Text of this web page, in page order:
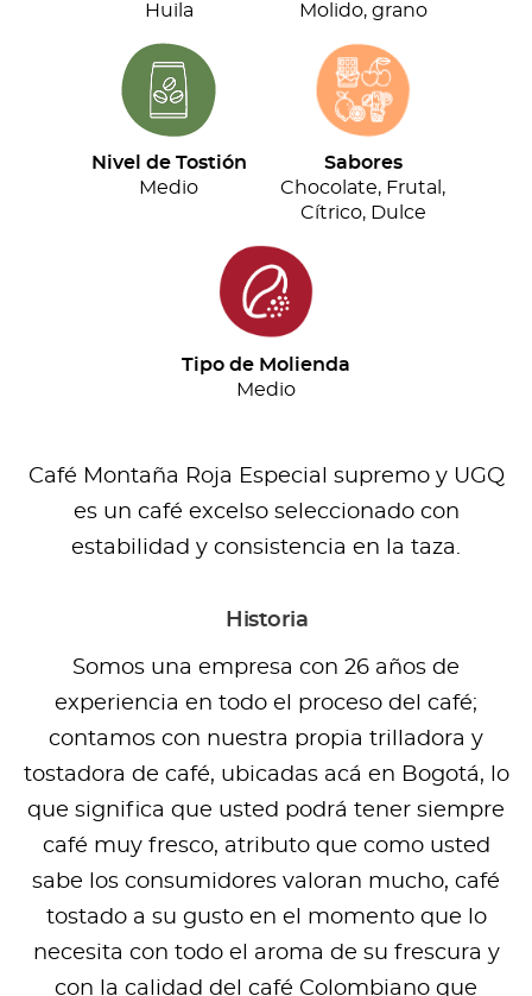
Huila
Molido, grano
Nivel de Tostión
Medio
Sabores
Chocolate, Frutal,
Cítrico, Dulce
Tipo de Molienda
Medio
Café Montaña Roja Especial supremo y UGQ
es un café excelso seleccionado con
estabilidad y consistencia en la taza.
Historia
Somos una empresa con 26 años de
experiencia en todo el proceso del café;
contamos con nuestra propia trilladora y
tostadora de café, ubicadas acá en Bogotá, lo
que significa que usted podrá tener siempre
café muy fresco, atributo que como usted
sabe los consumidores valoran mucho, café
tostado a su gusto en el momento que lo
necesita con todo el aroma de su frescura y
con la calidad del café Colombiano que